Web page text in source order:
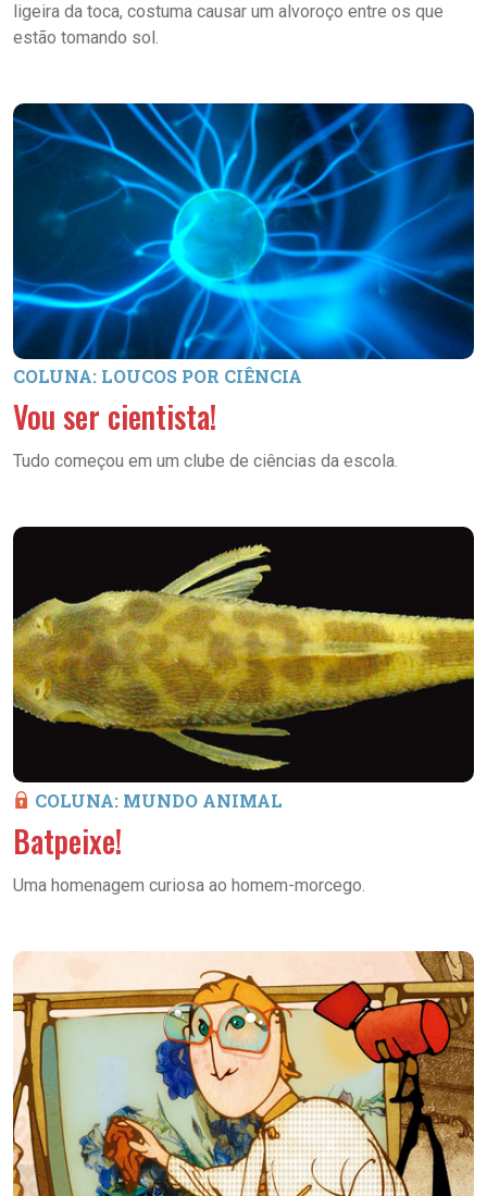
ligeira da toca, costuma causar um alvoroço entre os que
estão tomando sol.
COLUNA: LOUCOS POR CIÊNCIA
Vou ser cientista!
Tudo começou em um clube de ciências da escola.
COLUNA: MUNDO ANIMAL
Batpeixe!
Uma homenagem curiosa ao homem-morcego.